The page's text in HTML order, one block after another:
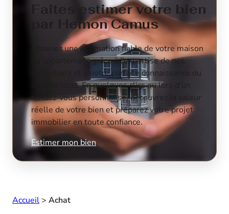
Faites estimer votre bien
par Hemon Camus
Obtenez une estimation fiable de votre maison
ou appartement grâce à l’expertise de nos
conseillers et à notre parfaite connaissance du
marché local. En quelques clics ou lors d’un
rendez-vous personnalisé, découvrez la valeur
réelle de votre bien et préparez votre projet
immobilier en toute confiance.
Estimer mon bien
Accueil > Achat